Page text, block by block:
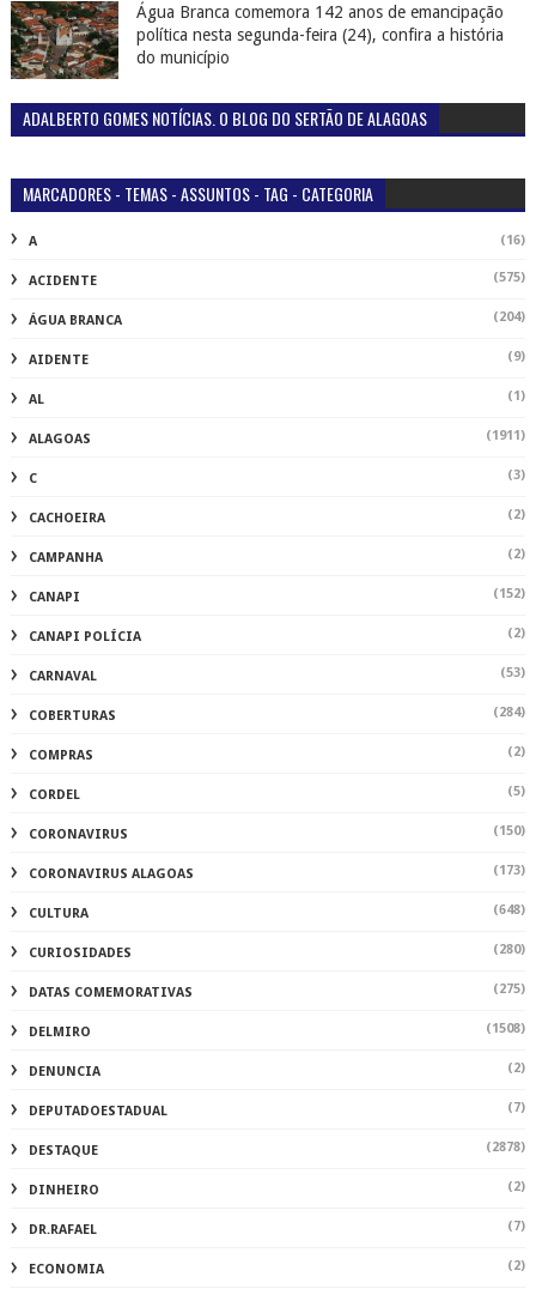
Água Branca comemora 142 anos de emancipação
política nesta segunda-feira (24), confira a história
do município
ADALBERTO GOMES NOTÍCIAS. O BLOG DO SERTÃO DE ALAGOAS
MARCADORES - TEMAS - ASSUNTOS - TAG - CATEGORIA
A (16)
ACIDENTE (575)
ÁGUA BRANCA (204)
AIDENTE (9)
AL (1)
ALAGOAS (1911)
C (3)
CACHOEIRA (2)
CAMPANHA (2)
CANAPI (152)
CANAPI POLÍCIA (2)
CARNAVAL (53)
COBERTURAS (284)
COMPRAS (2)
CORDEL (5)
CORONAVIRUS (150)
CORONAVIRUS ALAGOAS (173)
CULTURA (648)
CURIOSIDADES (280)
DATAS COMEMORATIVAS (275)
DELMIRO (1508)
DENUNCIA (2)
DEPUTADOESTADUAL (7)
DESTAQUE (2878)
DINHEIRO (2)
DR.RAFAEL (7)
ECONOMIA (2)